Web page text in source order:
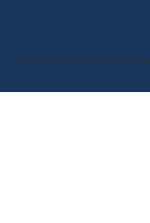
© 2026 Yuriage Port Morning Market